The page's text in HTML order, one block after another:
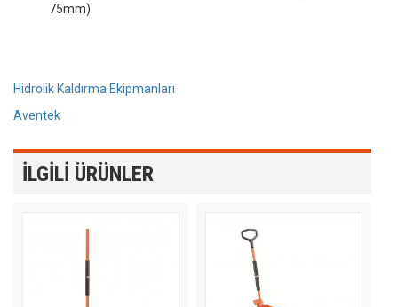
75mm)
Hidrolik Kaldırma Ekipmanları
Aventek
İLGILI ÜRÜNLER